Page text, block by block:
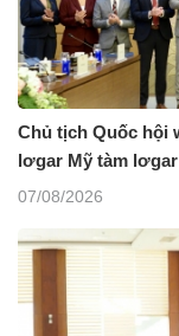
Chủ tịch Quốc hội
lơgar Mỹ tàm
07/08/2026